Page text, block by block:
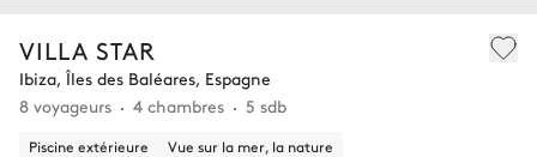
VILLA STAR
Ibiza, Îles des Baléares, Espagne
8 voyageurs
4 chambres 5 sdb
Piscine extérieure Vue sur la mer, la nature